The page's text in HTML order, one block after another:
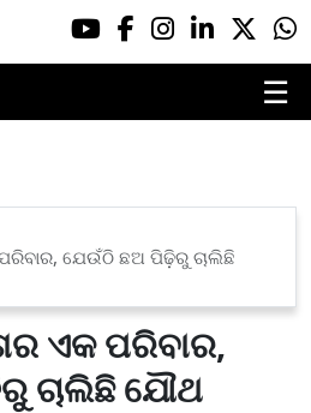
☰
ଯେଉଁଠି ଛଅ ପିଢ଼ିରୁ ଚାଲିଛି
ଏକ ପରିବାର,
ଚାଲିଛି ଯୌଥ